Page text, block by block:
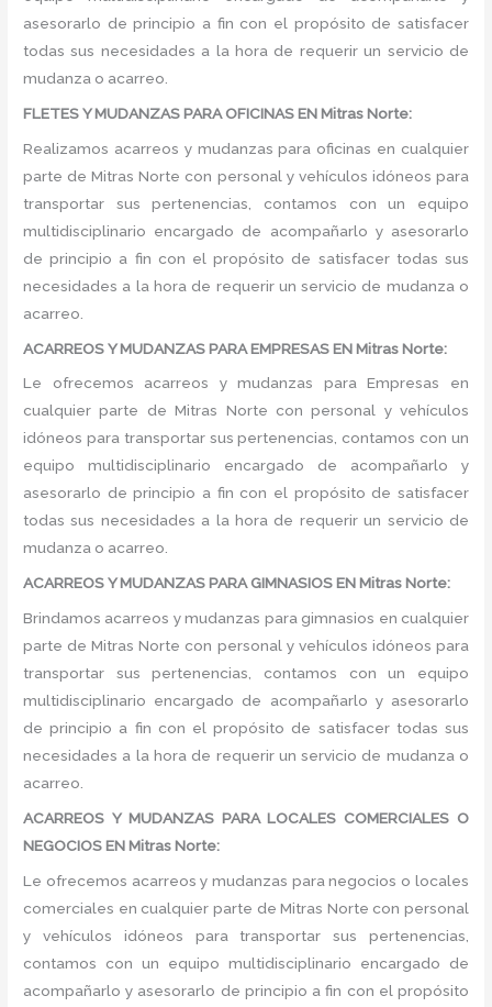
asesorarlo de principio a fin con el propósito de satisfacer
todas sus necesidades a la hora de requerir un servicio de
mudanza o acarreo.
FLETES Y MUDANZAS PARA OFICINAS EN Mitras Norte:
Realizamos acarreos y mudanzas para oficinas en cualquier
parte de Mitras Norte con personal y vehículos idóneos para
transportar sus pertenencias, contamos con un equipo
multidisciplinario encargado de acompañarlo y asesorarlo
de principio a fin con el propósito de satisfacer todas sus
necesidades a la hora de requerir un servicio de mudanza o
acarreo.
ACARREOS Y MUDANZAS PARA EMPRESAS EN Mitras Norte:
Le ofrecemos acarreos y mudanzas para Empresas en
cualquier parte de Mitras Norte con personal y vehículos
idóneos para transportar sus pertenencias, contamos con un
equipo multidisciplinario encargado de acompañarlo y
asesorarlo de principio a fin con el propósito de satisfacer
todas sus necesidades a la hora de requerir un servicio de
mudanza o acarreo.
ACARREOS Y MUDANZAS PARA GIMNASIOS EN Mitras Norte:
Brindamos acarreos y mudanzas para gimnasios en cualquier
parte de Mitras Norte con personal y vehículos idóneos para
transportar sus pertenencias, contamos con un equipo
multidisciplinario encargado de acompañarlo y asesorarlo
de principio a fin con el propósito de satisfacer todas sus
necesidades a la hora de requerir un servicio de mudanza o
acarreo.
ACARREOS Y MUDANZAS PARA LOCALES COMERCIALES O
NEGOCIOS EN Mitras Norte:
Le ofrecemos acarreos y mudanzas para negocios o locales
comerciales en cualquier parte de Mitras Norte con personal
y vehículos idóneos para transportar sus pertenencias,
contamos con un equipo multidisciplinario encargado de
acompañarlo y asesorarlo de principio a fin con el propósito